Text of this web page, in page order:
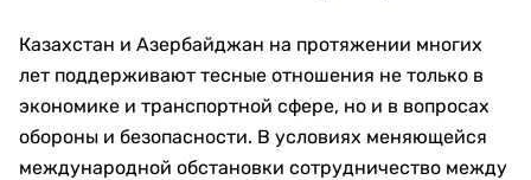
Казахстан и Азербайджан на протяжении многих
лет поддерживают тесные отношения не только в
экономике и транспортной сфере, но и в вопросах
обороны и безопасности. В условиях меняющейся
международной обстановки сотрудничество между